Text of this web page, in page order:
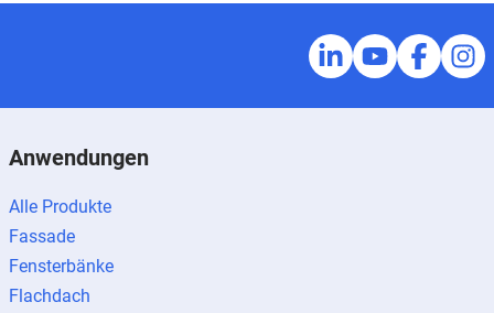
Anwendungen
Alle Produkte
Fassade
Fensterbänke
Flachdach